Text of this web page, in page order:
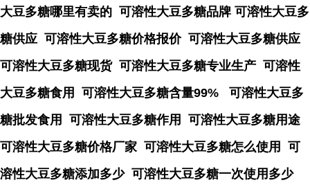
大豆多糖哪里有卖的 可溶性大豆多糖品牌 可溶性大豆多
糖供应 可溶性大豆多糖价格报价 可溶性大豆多糖供应
可溶性大豆多糖现货 可溶性大豆多糖专业生产 可溶性
大豆多糖食用 可溶性大豆多糖含量99% 可溶性大豆多
糖批发食用 可溶性大豆多糖作用 可溶性大豆多糖用途
可溶性大豆多糖价格厂家 可溶性大豆多糖怎么使用 可
溶性大豆多糖添加多少 可溶性大豆多糖一次使用多少